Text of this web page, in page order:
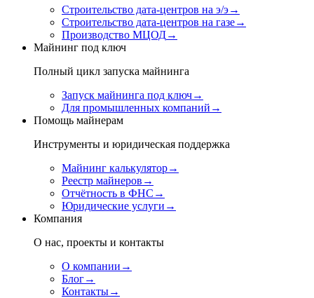
Строительство дата-центров на э/э→
Строительство дата-центров на газе→
Производство МЦОД→
Майнинг под ключ
Полный цикл запуска майнинга
Запуск майнинга под ключ→
Для промышленных компаний →
Помощь майнерам
Инструменты и юридическая поддержка
Майнинг калькулятор→
Реестр майнеров →
Отчётность в ФНС →
Юридические услуги →
Компания
О нас, проекты и контакты
О компании →
Блог→
Контакты→